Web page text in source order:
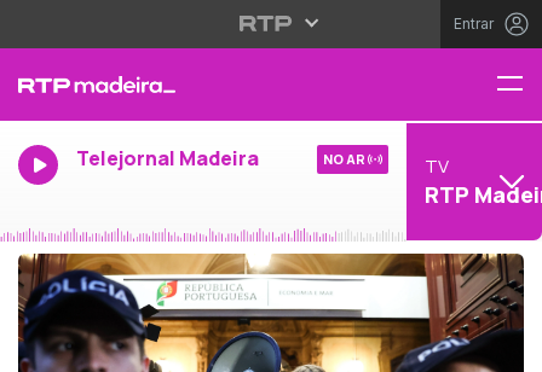
Entrar
Telejornal Madeira NO AR TV
RTP